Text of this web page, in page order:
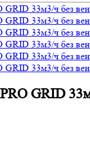
GRID